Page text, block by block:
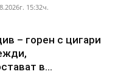
15:32ч.
– горен с цигари
в...